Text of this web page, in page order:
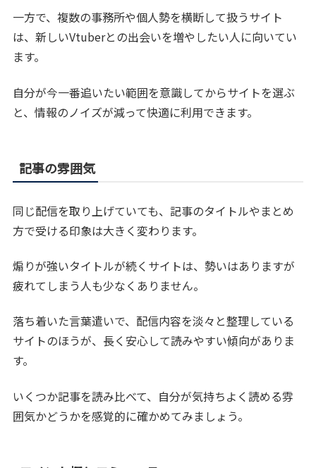
一方で、複数の事務所や個人勢を横断して扱うサイト
は、新しいVtuberとの出会いを増やしたい人に向いてい
ます。
自分が今一番追いたい範囲を意識してからサイトを選ぶ
と、情報のノイズが減って快適に利用できます。
記事の雰囲気
同じ配信を取り上げていても、記事のタイトルやまとめ
方で受ける印象は大きく変わります。
煽りが強いタイトルが続くサイトは、勢いはありますが
疲れてしまう人も少なくありません。
落ち着いた言葉遣いで、配信内容を淡々と整理している
サイトのほうが、長く安心して読みやすい傾向がありま
す。
いくつか記事を読み比べて、自分が気持ちよく読める雰
囲気かどうかを感覚的に確かめてみましょう。